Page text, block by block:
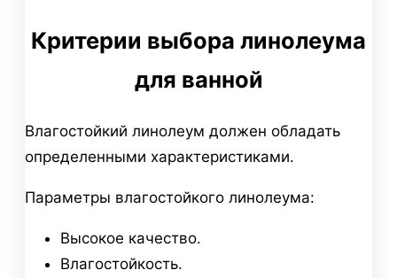
Критерии выбора линолеума
для ванной
Влагостойкий линолеум должен обладать
определенными характеристиками.
Параметры влагостойкого линолеума:
Высокое качество.
Влагостойкость.